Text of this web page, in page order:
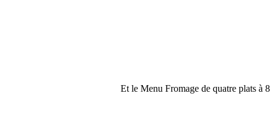
Et le Menu Fromage de quatre plats à